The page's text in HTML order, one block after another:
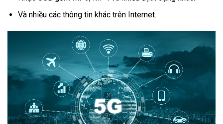
Và nhiều các thông tin khác trên Internet.